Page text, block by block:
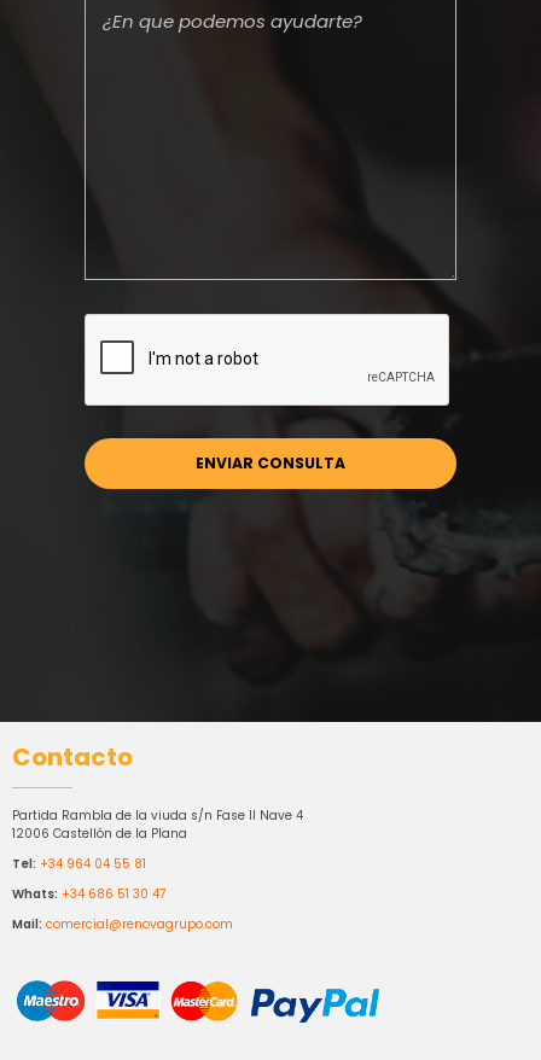
Contacto
Partida Rambla de la viuda s/n Fase II Nave 4
12006 Castellón de la Plana
Tel: +34 964 04 55 81
Whats: +34 686 51 30 47
Mail: comercial@renovagrupo.com